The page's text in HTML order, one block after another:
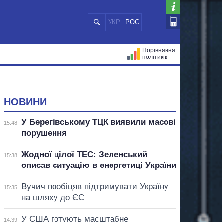
УКР РОС
Порівняння
політиків
НОВИНИ
15:48
У Берегівському ТЦК виявили масові
порушення
15:38
Жодної цілої ТЕС: Зеленський
описав ситуацію в енергетиці України
15:35
Вучич пообіцяв підтримувати Україну
на шляху до ЄС
14:39
У США готують масштабне